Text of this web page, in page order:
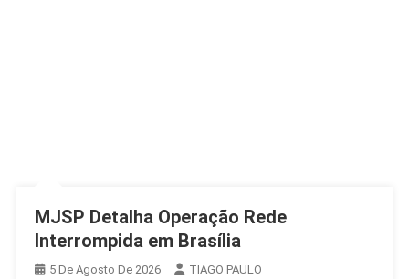
MJSP Detalha Operação Rede
Interrompida em Brasília
5 De Agosto De 2026
TIAGO PAULO